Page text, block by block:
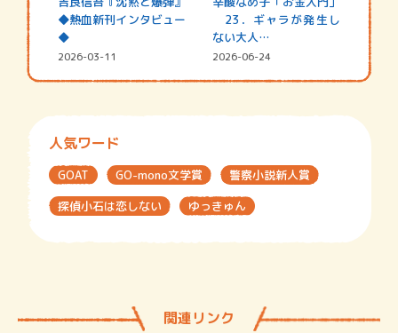
◆熱血新刊インタビュー
◆
2026-03-11
23．ギャラが発生し
ない大人…
2026-06-24
人気ワード
GOAT GO-mono文学賞
警察小説新人賞
探偵小石は恋しない
ゆっきゅん
関連リンク